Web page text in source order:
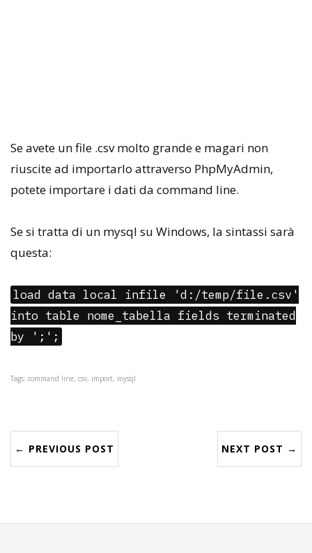
Se avete un file .csv molto grande e magari non
riuscite ad importarlo attraverso PhpMyAdmin,
potete importare i dati da command line.
Se si tratta di un mysql su Windows, la sintassi sarà
questa:
load data local infile 'd:/temp/file.csv'
into table nome_tabella fields terminated
by ';';
Tags: command line, csv, import, mysql
← PREVIOUS POST NEXT POST →